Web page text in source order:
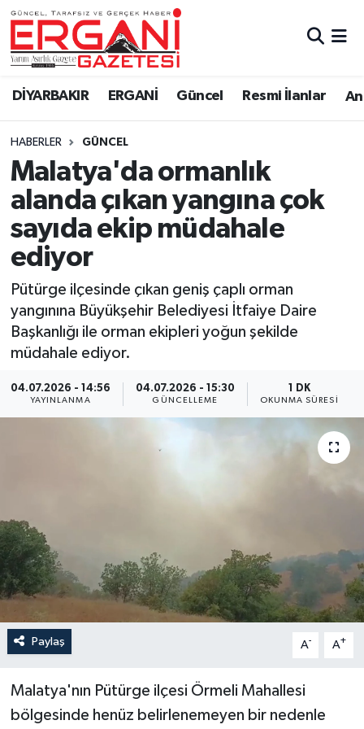
DİYARBAKIR ERGANİ Güncel Resmi İlanlar
HABERLER GÜNCEL
Malatya'da ormanlık
alanda çıkan yangına çok
sayıda ekip müdahale
ediyor
Pütürge ilçesinde çıkan geniş çaplı orman
yangınına Büyükşehir Belediyesi İtfaiye Daire
Başkanlığı ile orman ekipleri yoğun şekilde
müdahale ediyor.
04.07.2026 - 14:56
YAYINLANMA
04.07.2026 - 15:30
GÜNCELLEME
1 DK
OKUNMA SÜRESI
Paylaş A- A+
Malatya'nın Pütürge ilçesi Örmeli Mahallesi
bölgesinde henüz belirlenemeyen bir nedenle
DİYARBAKIR
BİSMİL
BAĞLAR
ERGANİ
Güncel
Eği̇ti̇m
Resmi İlanlar
Sağlık
Si̇yaset
Spor
Yaşam
Eği̇ti̇m
Ergani Nöbetçi Eczaneler
Ergani Hava Durumu
Ergani Trafik Yoğunluk Haritası
Süper Lig Puan Durumu ve Fikstür
Tüm Manşetler
Son Dakika Haberleri
Haber Arşivi